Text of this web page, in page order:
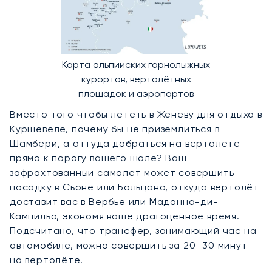
Карта альпийских горнолыжных
курортов, вертолётных
площадок и аэропортов
Вместо того чтобы лететь в Женеву для отдыха в
Куршевеле, почему бы не приземлиться в
Шамбери, а оттуда добраться на вертолёте
прямо к порогу вашего шале? Ваш
зафрахтованный самолёт может совершить
посадку в Сьоне или Больцано, откуда вертолёт
доставит вас в Вербье или Мадонна-ди-
Кампильо, экономя ваше драгоценное время.
Подсчитано, что трансфер, занимающий час на
автомобиле, можно совершить за 20–30 минут
на вертолёте.